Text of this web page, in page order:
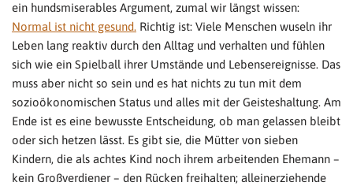
ein hundsmiserables Argument, zumal wir längst wissen:
Normal ist nicht gesund. Richtig ist: Viele Menschen wuseln ihr
Leben lang reaktiv durch den Alltag und verhalten und fühlen
sich wie ein Spielball ihrer Umstände und Lebensereignisse. Das
muss aber nicht so sein und es hat nichts zu tun mit dem
sozioökonomischen Status und alles mit der Geisteshaltung. Am
Ende ist es eine bewusste Entscheidung, ob man gelassen bleibt
oder sich hetzen lässt. Es gibt sie, die Mütter von sieben
Kindern, die als achtes Kind noch ihrem arbeitenden Ehemann –
kein Großverdiener – den Rücken freihalten; alleinerziehende